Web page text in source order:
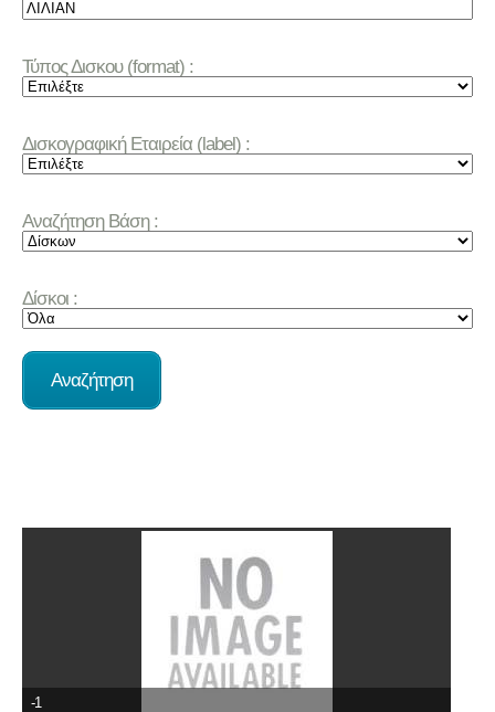
Τύπος Δισκου (format) :
Δισκογραφική Εταιρεία (label) :
Αναζήτηση Βάση :
Δίσκοι :
-1